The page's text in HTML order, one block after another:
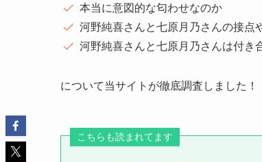
本当に意図的な匂わせなのか
河野純喜さんと七原月乃さんの接点
河野純喜さんと七原月乃さんは付き
について当サイトが徹底調査しました！
こちらも読まれてます